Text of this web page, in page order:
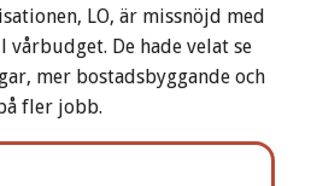
LO, är missnöjd med
De hade velat se
mer bostadsbyggande och
fler jobb.